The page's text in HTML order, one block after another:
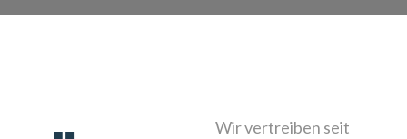
Wir vertreiben seit